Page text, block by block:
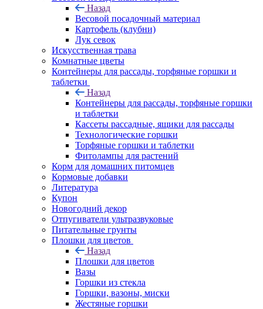
Назад
Весовой посадочный материал
Картофель (клубни)
Лук севок
Искусственная трава
Комнатные цветы
Контейнеры для рассады, торфяные горшки и
таблетки
Назад
Контейнеры для рассады, торфяные горшки
и таблетки
Кассеты рассадные, ящики для рассады
Технологические горшки
Торфяные горшки и таблетки
Фитолампы для растений
Корм для домашних питомцев
Кормовые добавки
Литература
Купон
Новогодний декор
Отпугиватели ультразвуковые
Питательные грунты
Плошки для цветов
Назад
Плошки для цветов
Вазы
Горшки из стекла
Горшки, вазоны, миски
Жестяные горшки